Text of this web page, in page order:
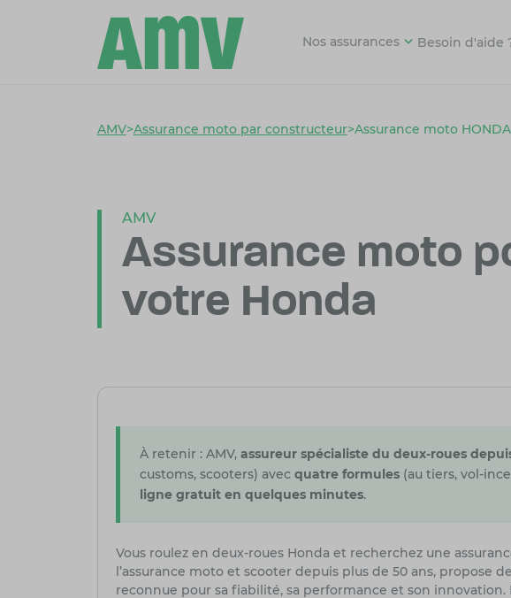
Nos assurances Besoin d'aide
AMV>Assurance moto par constructeur>Assurance moto HONDA
AMV
Assurance moto
votre Honda
À retenir : AMV, assureur spécialiste du deux-roues
customs, scooters) avec quatre formules(au tiers, vol-
ligne gratuit en quelques minutes.
Vous roulez en deux-roues Honda et recherchez une
l’assurance moto et scooter depuis plus de 50 ans, propose
reconnue pour sa fiabilité, sa performance et son